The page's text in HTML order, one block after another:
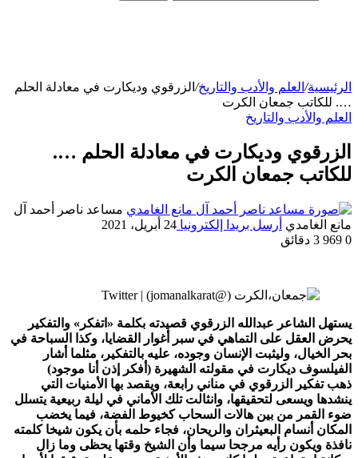
الرئيسية/ العلم والأدب والتاريخ/ الزرقوي وديكارت في معادلة الحلم
…. للكاتب جمعان الكرت
العلم والأدب والتاريخ
الزرقوي وديكارت في معادلة الحلم ….
للكاتب جمعان الكرت
مساعد ناصر أحمد آل
مانع الغامدي أرسل بريدا إلكترونيا 24 أبريل، 2021
0
3 دقائق
يستهل الشاعر عبدالله الزرقوي قصيدته بكلمة «اتفكر» والتفكير
يحرض العقل على التماهي في سبر أغوار القضايا، وكذا السباحة في
بحر الخيال، وليثبت الإنسان وجوده، عليه بالتفكير، مثلما أشار
الفيلسوف ديكارت في مقولته الشهيرة (أفكر إذن أنا موجود)
ذهب تفكير الزرقوي في مناني رابعة، ويقصد بها الأمنيات التي
ينشدها ويسعى لتحقيقها، وانثالت تلك الأماني في ليلة ربيعية يتسلل
ضوء القمر من بين هالات السحاب كخيوط الفضة، فيما يخضب
المكان أنسام البعيثران والريحان، فجاء حلمه بأن يكون شيخا كلمته
نافذة ويكون رأيه مرجحا سيما وأن الشيخ وقتها يحظى وما زال